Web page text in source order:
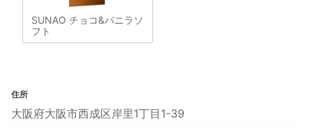
SUNAO チョコ&バニラソ
フト
住所
大阪府大阪市西成区岸里1丁目1-39